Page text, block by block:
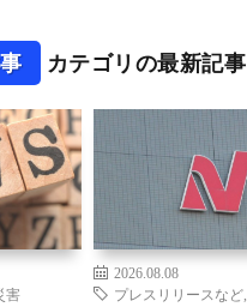
カテゴリの最新記事
害
2026.08.08
プレスリリースなど